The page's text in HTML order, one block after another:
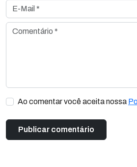
E-Mail *
Comentário *
Ao comentar você aceita nossa